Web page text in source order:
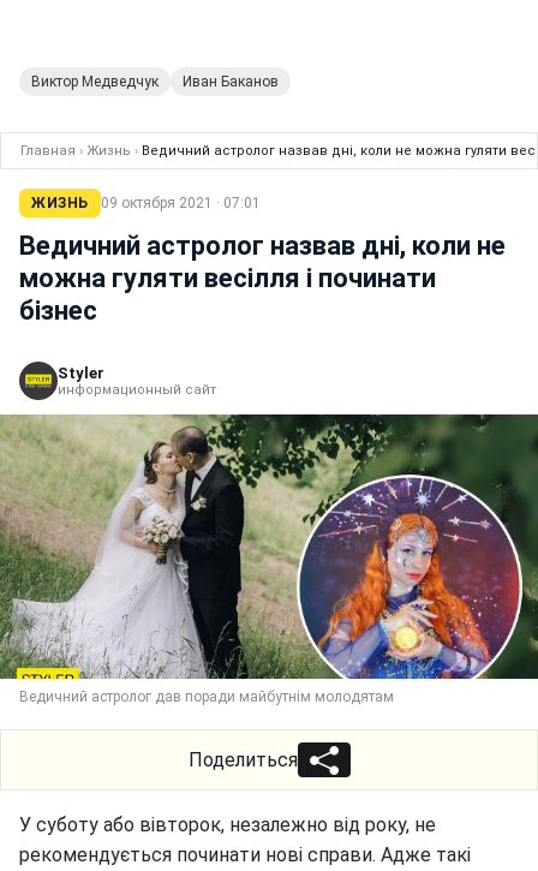
Виктор Медведчук Иван Баканов
Главная › Жизнь › Ведичний астролог назвав дні, коли не можна гуляти
ЖИЗНЬ 09 октября 2021 · 07:01
Ведичний астролог назвав дні, коли не
можна гуляти весілля і починати
бізнес
Styler
информационный сайт
Ведичний астролог дав поради майбутнім молодятам
Поделиться
У суботу або вівторок, незалежно від року, не
рекомендується починати нові справи. Адже такі